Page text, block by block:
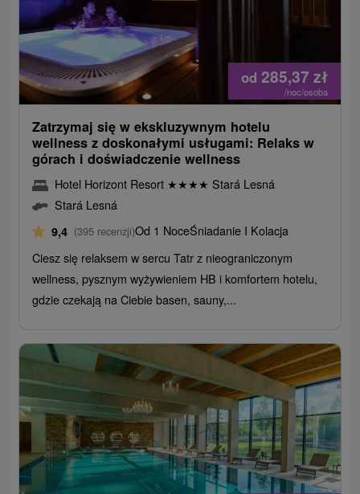
od 285,37 zł
/noc/osoba
Zatrzymaj się w ekskluzywnym hotelu
wellness z doskonałymi usługami: Relaks w
górach i doświadczenie wellness
Hotel Horizont Resort ★★★★ Stará Lesná
Stará Lesná
9,4 (395 recenzji)Od 1 NoceŚniadanie I Kolacja
Ciesz się relaksem w sercu Tatr z nieograniczonym
wellness, pysznym wyżywieniem HB i komfortem hotelu,
gdzie czekają na Ciebie basen, sauny,...